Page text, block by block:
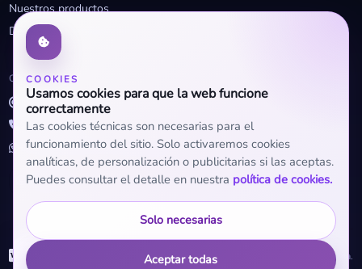
COOKIES
Usamos cookies para que la web funcione
correctamente
Las cookies técnicas son necesarias para el
funcionamiento del sitio. Solo activaremos cookies
analíticas, de personalización o publicitarias si las aceptas.
Puedes consultar el detalle en nuestra política de cookies.
Solo necesarias
Aceptar todas
Nuestros productos
Descuentos profesionales
CONTACTO
info@openclima.com
919 32 73 23
+34 623 56 04 93 (WhatsApp)
© 2026 OpenClima.